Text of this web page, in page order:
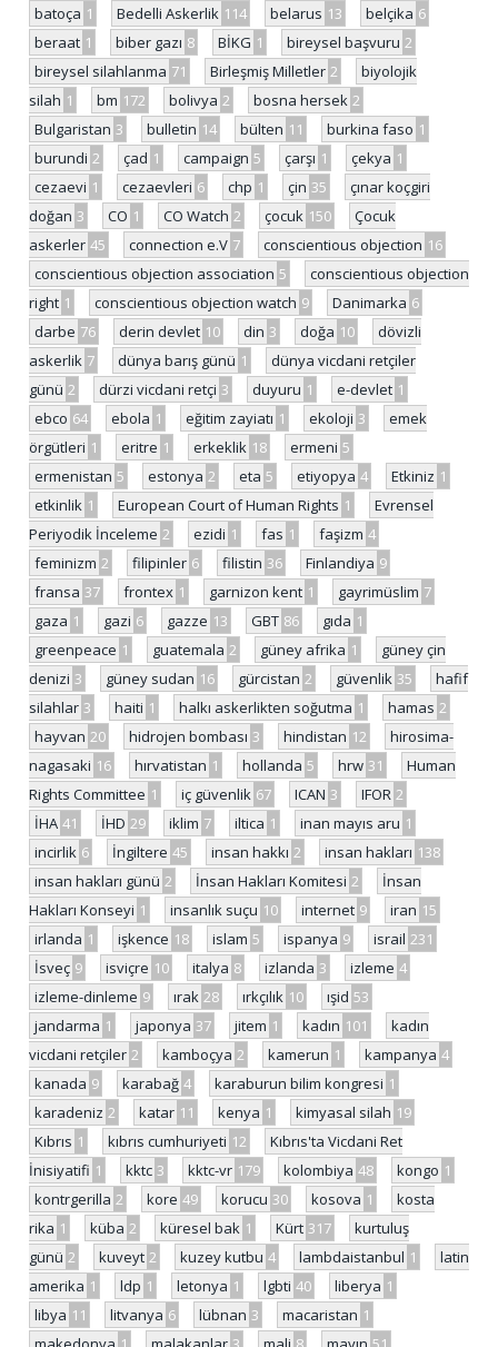
batoça 1 Bedelli Askerlik 114 belarus 13 belçika 6
beraat 1 biber gazı 8 BİKG 1 bireysel başvuru 2
bireysel silahlanma 71 Birleşmiş Milletler 2
biyolojik
silah 1 bm 172 bolivya 2 bosna hersek 2
Bulgaristan 3 bulletin 14 bülten 11 burkina faso 1
burundi 2 çad 1 campaign 5 çarşı 1 çekya 1
cezaevi 1 cezaevleri 6 chp 1 çin 35
çınar koçgiri
doğan 3 CO 1 CO Watch 2 çocuk 150
Çocuk
askerler 45 connection e.V 7 conscientious objection 16
conscientious objection association 5
conscientious objection
right 1 conscientious objection watch 9 Danimarka 6
darbe 76 derin devlet 10 din 3 doğa 10
dövizli
askerlik 7 dünya barış günü 1
dünya vicdani retçiler
günü 2 dürzi vicdani retçi 3 duyuru 1 e-devlet 1
ebco 64 ebola 1 eğitim zayiatı 1 ekoloji 3
emek
örgütleri 1 eritre 1 erkeklik 18 ermeni 5
ermenistan 5 estonya 2 eta 5 etiyopya 4 Etkiniz 1
etkinlik 1 European Court of Human Rights 1
Evrensel
Periyodik İnceleme 2 ezidi 1 fas 1 faşizm 4
feminizm 2 filipinler 6 filistin 36 Finlandiya 9
fransa 37 frontex 1 garnizon kent 1 gayrimüslim 7
gaza 1 gazi 6 gazze 13 GBT 86 gıda 1
greenpeace 1 guatemala 2 güney afrika 1
güney çin
denizi 3 güney sudan 16 gürcistan 2 güvenlik 35
hafif
silahlar 3 haiti 1 halkı askerlikten soğutma 1 hamas 2
hayvan 20 hidrojen bombası 3 hindistan 12
hirosima-
nagasaki 16 hırvatistan 1 hollanda 5 hrw 31
Human
Rights Committee 1 iç güvenlik 67 ICAN 3 IFOR 2
İHA 41 İHD 29 iklim 7 iltica 1 inan mayıs aru 1
incirlik 6 İngiltere 45 insan hakkı 2 insan hakları 138
insan hakları günü 2 İnsan Hakları Komitesi 2
İnsan
Hakları Konseyi 1 insanlık suçu 10 internet 9 iran 15
irlanda 1 işkence 18 islam 5 ispanya 9 israil 231
İsveç 9 isviçre 10 italya 8 izlanda 3 izleme 4
izleme-dinleme 9 ırak 28 ırkçılık 10 ışid 53
jandarma 1 japonya 37 jitem 1 kadın 101
kadın
vicdani retçiler 2 kamboçya 2 kamerun 1 kampanya 4
kanada 9 karabağ 4 karaburun bilim kongresi 1
karadeniz 2 katar 11 kenya 1 kimyasal silah 19
Kıbrıs 1 kıbrıs cumhuriyeti 12
Kıbrıs'ta Vicdani Ret
İnisiyatifi 1 kktc 3 kktc-vr 179 kolombiya 48 kongo 1
kontrgerilla 2 kore 49 korucu 30 kosova 1
kosta
rika 1 küba 2 küresel bak 1 Kürt 317
kurtuluş
günü 2 kuveyt 2 kuzey kutbu 4 lambdaistanbul 1
latin
amerika 1 ldp 1 letonya 1 lgbti 40 liberya 1
libya 11 litvanya 6 lübnan 3 macaristan 1